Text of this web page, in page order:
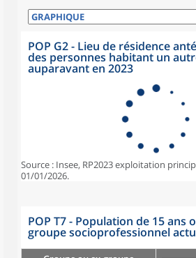
POP G2 - Lieu de résidence
des personnes habitant un
auparavant en 2023
Source : Insee, RP2023 exploitation
01/01/2026.
POP T7 - Population de 15 ans
groupe socioprofessionnel